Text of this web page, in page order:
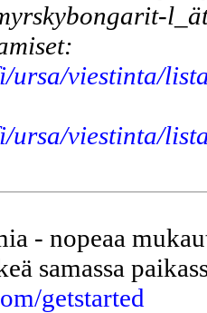
ursa/viestinta/
ursa/viestinta/
- nopeaa
samassa
getstarted